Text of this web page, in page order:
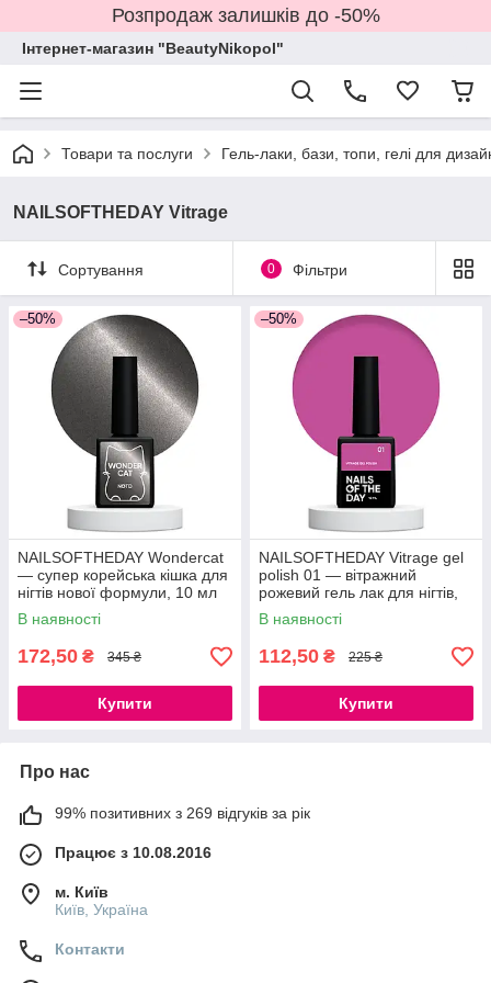
Розпродаж залишків до -50%
Інтернет-магазин "BeautyNikopol"
Товари та послуги Гель-лаки, бази, топи, гелі для
NAILSOFTHEDAY Vitrage
Сортування 0 Фільтри
–50%
NAILSOFTHEDAY Wondercat
— супер корейська кішка для
нігтів нової формули, 10 мл
В наявності
172,50 ₴ 345 ₴
Купити
–50%
NAILSOFTHEDAY Vitrage gel
polish 01 — вітражний
рожевий гель лак для нігтів,
10 мл
В наявності
112,50 ₴ 225 ₴
Купити
Про нас
99% позитивних з 269 відгуків за рік
Працює з 10.08.2016
м. Київ
Київ, Україна
Контакти